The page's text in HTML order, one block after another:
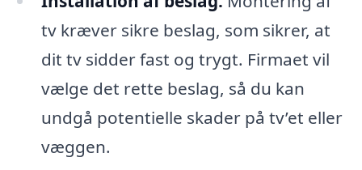
tv kræver sikre beslag, som sikrer, at
dit tv sidder fast og trygt. Firmaet vil
vælge det rette beslag, så du kan
undgå potentielle skader på tv’et eller
væggen.